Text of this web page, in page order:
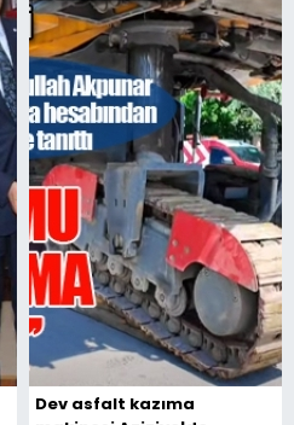
Dev asfalt kazıma